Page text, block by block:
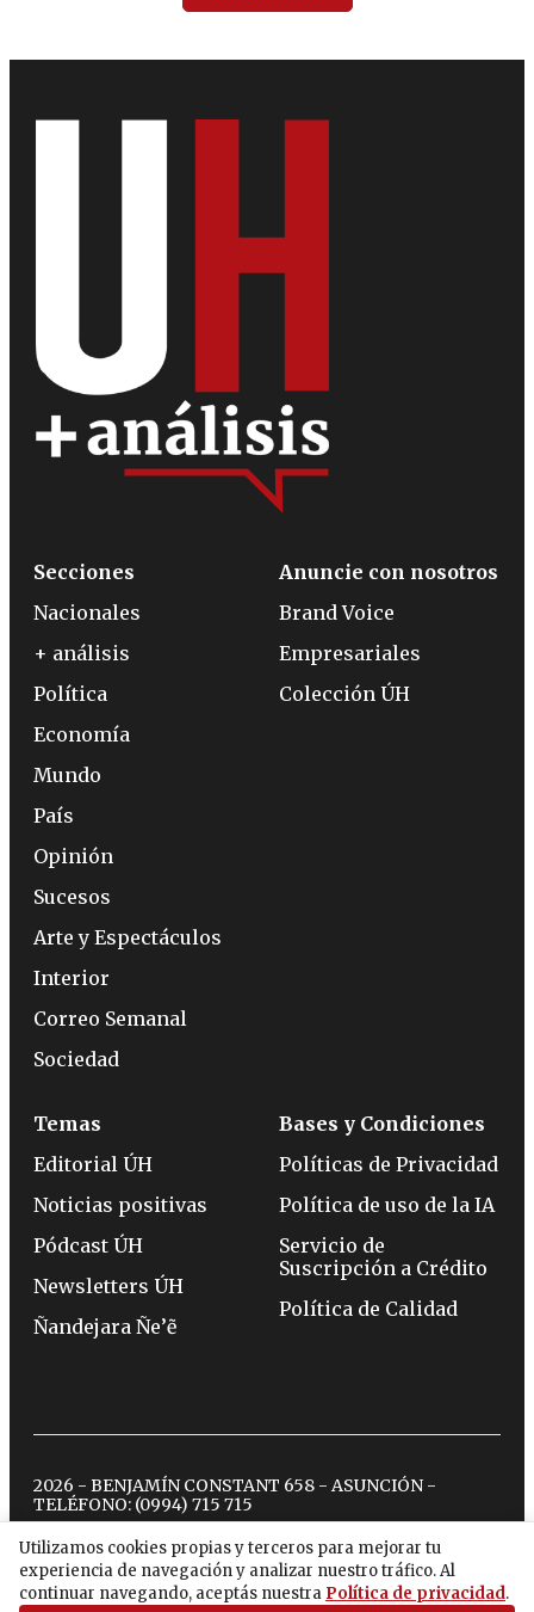
Utilizamos cookies propias y terceros para mejorar tu
experiencia de navegación y analizar nuestro tráfico. Al
continuar navegando, aceptás nuestra Política de privacidad.
Secciones
Nacionales
+ análisis
Política
Economía
Mundo
País
Opinión
Sucesos
Arte y Espectáculos
Interior
Correo Semanal
Sociedad
Anuncie con nosotros
Brand Voice
Empresariales
Colección ÚH
Temas
Editorial ÚH
Noticias positivas
Pódcast ÚH
Newsletters ÚH
Ñandejara Ñe’ẽ
Bases y Condiciones
Políticas de Privacidad
Política de uso de la IA
Servicio de
Suscripción a Crédito
Política de Calidad
2026 - BENJAMÍN CONSTANT 658 - ASUNCIÓN -
TELÉFONO: (0994) 715 715
twitterinstagram
facebook
tiktokyoutubespotify